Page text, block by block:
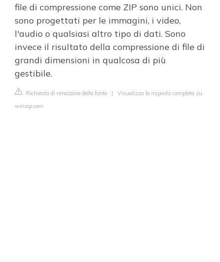
file di compressione come ZIP sono unici. Non
sono progettati per le immagini, i video,
l'audio o qualsiasi altro tipo di dati. Sono
invece il risultato della compressione di file di
grandi dimensioni in qualcosa di più
gestibile.
Richiesta di rimozione della fonte | Visualizza la risposta completa su
winzip.com